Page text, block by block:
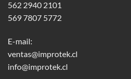
562 2940 2101
569 7807 5772
E-mail:
ventas@improtek.cl
info@improtek.cl